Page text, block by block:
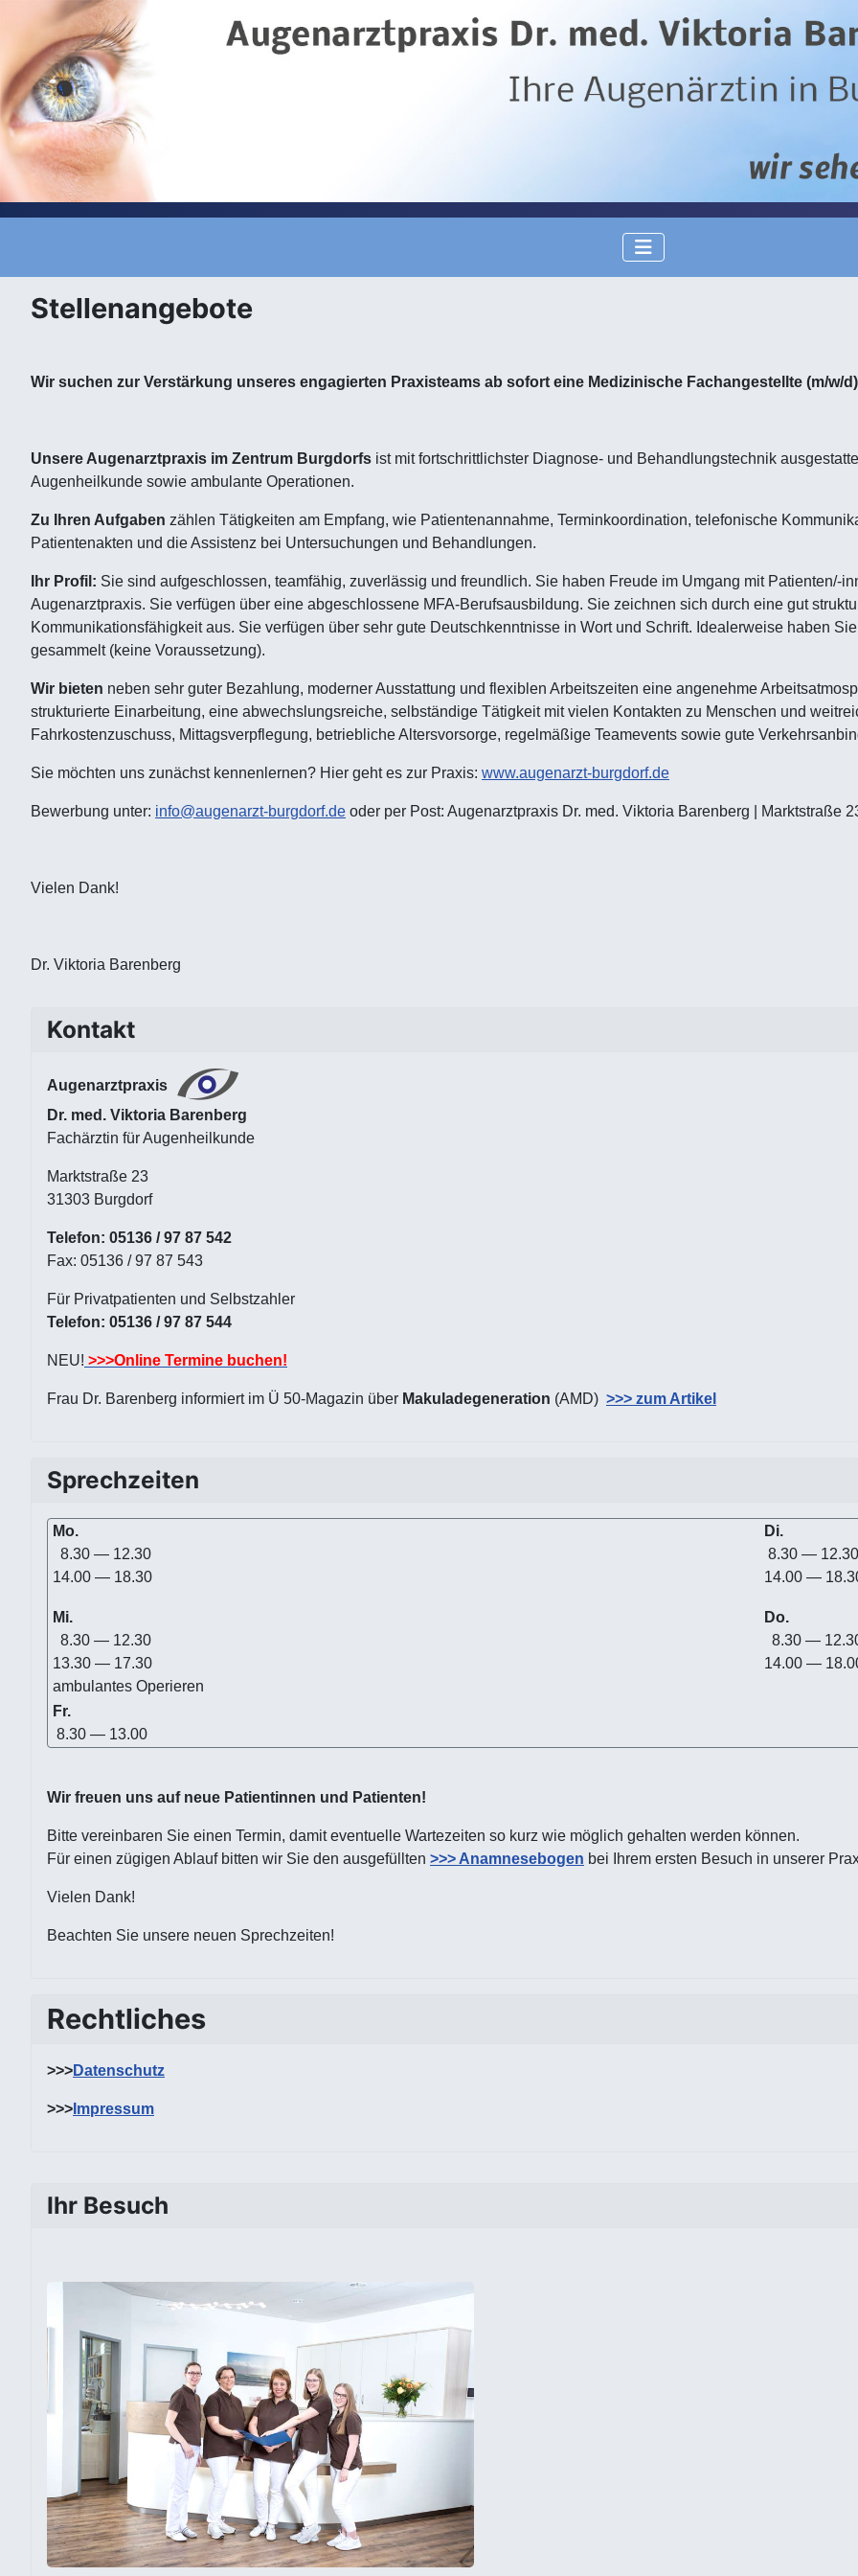
Ihr Besuch
Stellenangebote
Wir suchen zur Verstärkung unseres engagierten Praxisteams ab sofort eine Medizinische Fachangestellte (m/w/
Unsere Augenarztpraxis im Zentrum Burgdorfs ist mit fortschrittlichster Diagnose- und Behandlungstechnik
Augenheilkunde sowie ambulante Operationen.
Zu Ihren Aufgaben zählen Tätigkeiten am Empfang, wie Patientenannahme, Terminkoordination, telefonische
Patientenakten und die Assistenz bei Untersuchungen und Behandlungen.
Ihr Profil: Sie sind aufgeschlossen, teamfähig, zuverlässig und freundlich. Sie haben Freude im Umgang mit Patienten/-
Augenarztpraxis. Sie verfügen über eine abgeschlossene MFA-Berufsausbildung. Sie zeichnen sich durch eine gut
Kommunikationsfähigkeit aus. Sie verfügen über sehr gute Deutschkenntnisse in Wort und Schrift. Idealerweise haben
gesammelt (keine Voraussetzung).
Wir bieten neben sehr guter Bezahlung, moderner Ausstattung und flexiblen Arbeitszeiten eine angenehme
strukturierte Einarbeitung, eine abwechslungsreiche, selbständige Tätigkeit mit vielen Kontakten zu Menschen und
Fahrkostenzuschuss, Mittagsverpflegung, betriebliche Altersvorsorge, regelmäßige Teamevents sowie gute
Sie möchten uns zunächst kennenlernen? Hier geht es zur Praxis: www.augenarzt-burgdorf.de
Bewerbung unter: info@augenarzt-burgdorf.de oder per Post: Augenarztpraxis Dr. med. Viktoria Barenberg | Marktstraße
Vielen Dank!
Dr. Viktoria Barenberg
Kontakt
Augenarztpraxis
Dr. med. Viktoria Barenberg
Fachärztin für Augenheilkunde
Marktstraße 23
31303 Burgdorf
Telefon: 05136 / 97 87 542
Fax: 05136 / 97 87 543
Für Privatpatienten und Selbstzahler
Telefon: 05136 / 97 87 544
NEU! >>>Online Termine buchen!
Frau Dr. Barenberg informiert im Ü 50-Magazin über Makuladegeneration (AMD) >>> zum Artikel
Sprechzeiten
Mo.
8.30 — 12.30
14.00 — 18.30
Di.
8.30 — 12.30
14.00 —
Mi.
8.30 — 12.30
13.30 — 17.30
ambulantes Operieren
Do.
8.30 —
14.00 —
Fr.
8.30 — 13.00
Wir freuen uns auf neue Patientinnen und Patienten!
Bitte vereinbaren Sie einen Termin, damit eventuelle Wartezeiten so kurz wie möglich gehalten werden können.
Für einen zügigen Ablauf bitten wir Sie den ausgefüllten >>> Anamnesebogen bei Ihrem ersten Besuch in unserer
Vielen Dank!
Beachten Sie unsere neuen Sprechzeiten!
Rechtliches
>>>Datenschutz
>>> Impressum